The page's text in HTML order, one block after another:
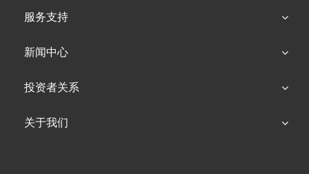
服务支持
新闻中心
投资者关系
关于我们